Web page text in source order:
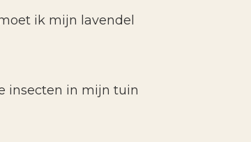
ik mijn lavendel
insecten in mijn tuin